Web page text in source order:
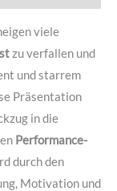
viele
zu verfallen und
und starrem
Präsentation
in die
Performance-
durch den
Motivation und